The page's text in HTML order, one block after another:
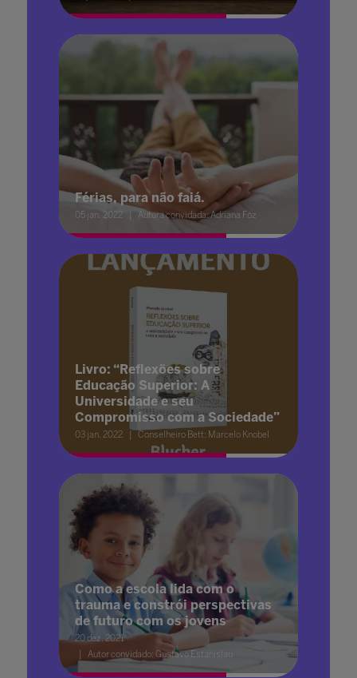
Férias, para não faiá.
05 jan. 2022 Autora convidada: Adriana Fóz
Livro: “Reflexões sobre
Educação Superior: A
Universidade e seu
Compromisso com a Sociedade”
03 jan. 2022 Conselheiro Bett: Marcelo Knobel
Como a escola lida com o
trauma e constrói perspectivas
de futuro com os jovens
20 dez. 2021
Autor convidado: Gustavo Estanislau